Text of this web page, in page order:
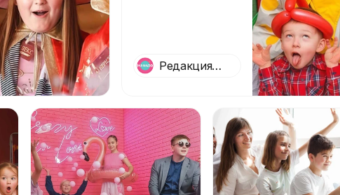
Редакция